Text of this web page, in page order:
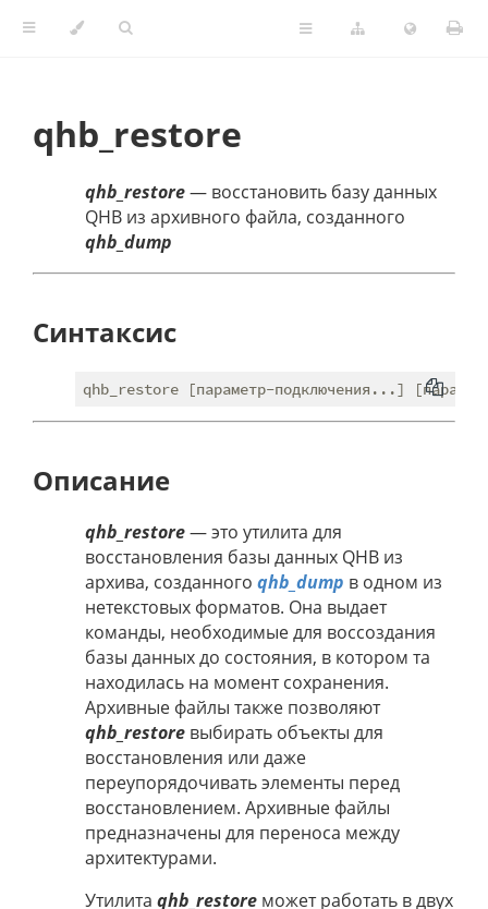
qhb_restore
qhb_restore— восстановить базу данных
QHB из архивного файла, созданного
qhb_dump
Синтаксис
Описание
qhb_restore— это утилита для
восстановления базы данных QHB из
архива, созданного qhb_dump в одном из
нетекстовых форматов. Она выдает
команды, необходимые для воссоздания
базы данных до состояния, в котором та
находилась на момент сохранения.
Архивные файлы также позволяют
qhb_restore выбирать объекты для
восстановления или даже
переупорядочивать элементы перед
восстановлением. Архивные файлы
предназначены для переноса между
архитектурами.
Утилита qhb_restore может работать в двух